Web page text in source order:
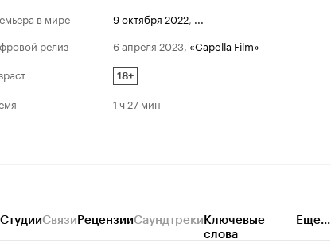
в мире
9 октября 2022, ...
релиз
6 апреля 2023, «Capella Film»
18+
1 ч 27 мин
СтудииСвязиРецензииСаундтрекиКлючевые
слова
Еще...